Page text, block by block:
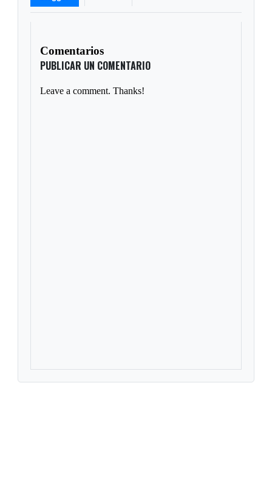
Comentarios
PUBLICAR UN COMENTARIO
Leave a comment. Thanks!